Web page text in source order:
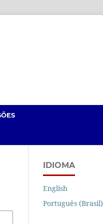
IDIOMA
English
Português (Brasil)